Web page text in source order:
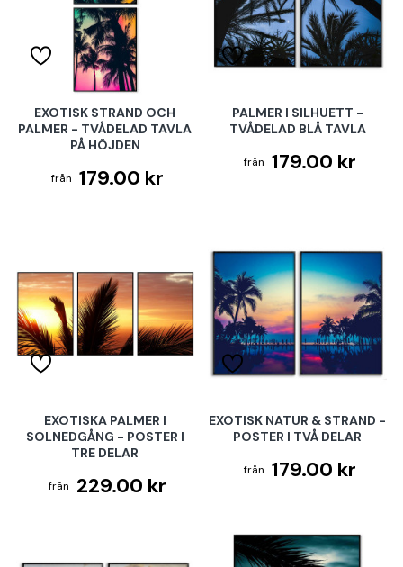
EXOTISK STRAND OCH
PALMER - TVÅDELAD TAVLA
PÅ HÖJDEN
179.00 kr
PALMER I SILHUETT -
TVÅDELAD BLÅ TAVLA
179.00 kr
EXOTISKA PALMER I
SOLNEDGÅNG - POSTER I
TRE DELAR
229.00 kr
EXOTISK NATUR & STRAND -
POSTER I TVÅ DELAR
179.00 kr